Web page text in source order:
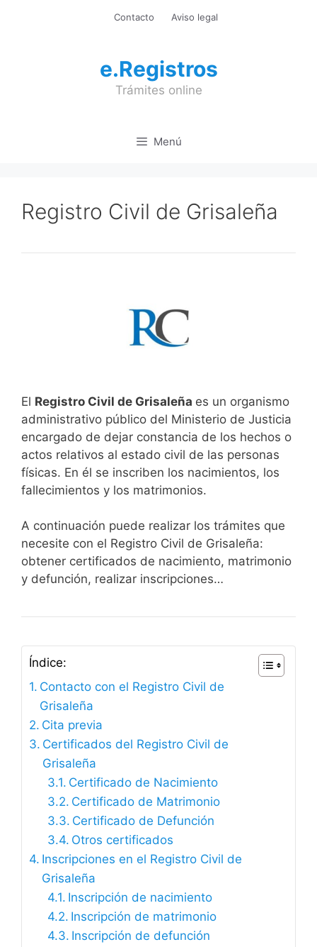
Contacto Aviso legal
e.Registros
Trámites online
Menú
Registro Civil de Grisaleña
El Registro Civil de Grisaleña es un organismo
administrativo público del Ministerio de Justicia
encargado de dejar constancia de los hechos o
actos relativos al estado civil de las personas
físicas. En él se inscriben los nacimientos, los
fallecimientos y los matrimonios.
A continuación puede realizar los trámites que
necesite con el Registro Civil de Grisaleña:
obtener certificados de nacimiento, matrimonio
y defunción, realizar inscripciones…
Índice:
Contacto con el Registro Civil de
Grisaleña
Cita previa
Certificados del Registro Civil de
Grisaleña
Certificado de Nacimiento
Certificado de Matrimonio
Certificado de Defunción
Otros certificados
Inscripciones en el Registro Civil de
Grisaleña
Inscripción de nacimiento
Inscripción de matrimonio
Inscripción de defunción